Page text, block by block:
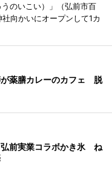
のいこい）」（弘前市百
向かいにオープンして1カ
薬膳カレーのカフェ 脱
弘前実業コラボかき氷 ね